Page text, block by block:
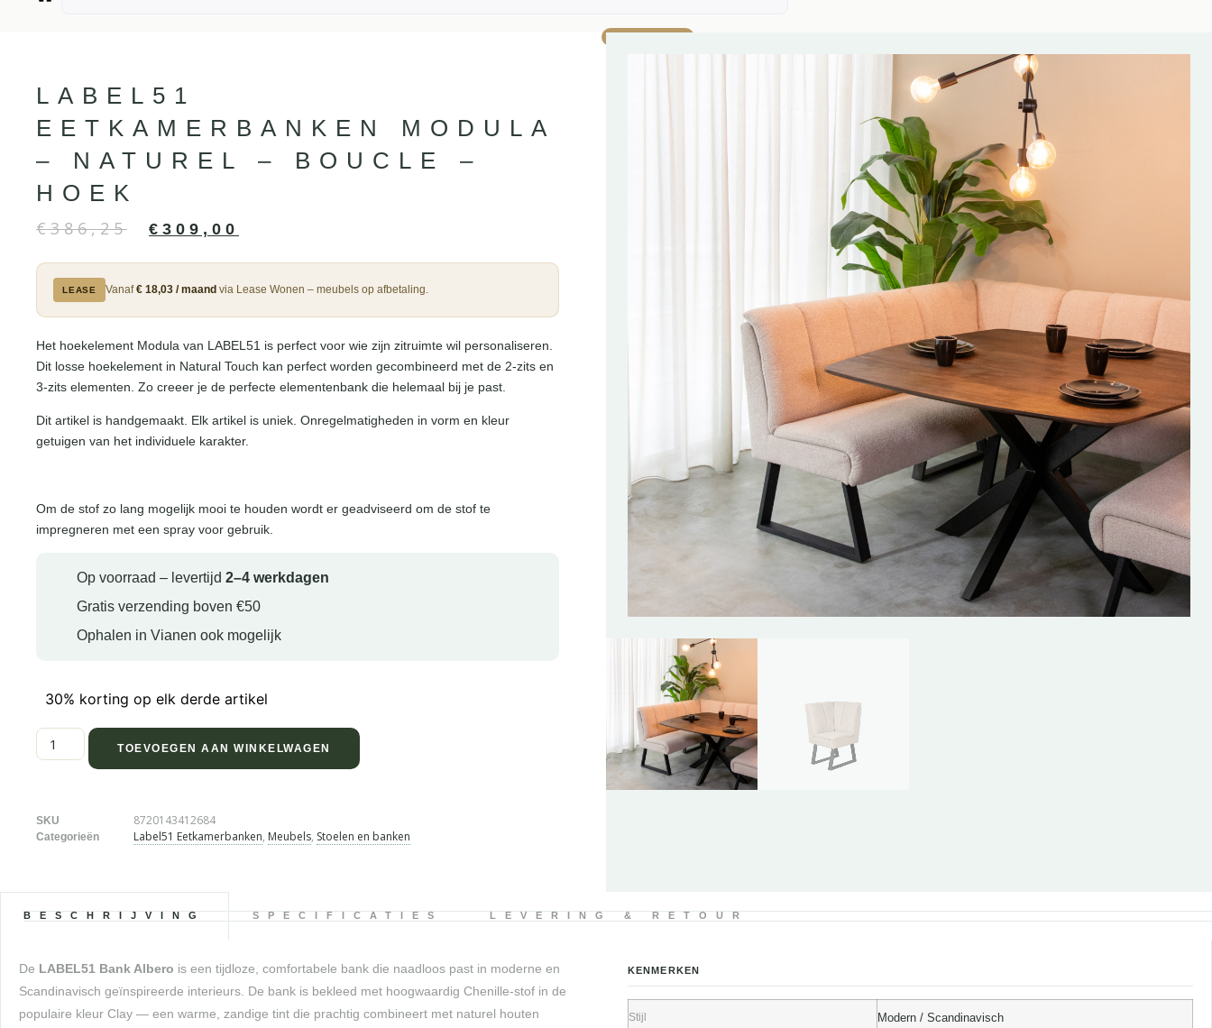
LABEL51
EETKAMERBANKEN MODULA
– NATUREL – BOUCLE –
HOEK
€386,25 € 309,00
LEASE Vanaf€ 18,03 / maand via Lease Wonen – meubels op afbetaling.
Het hoekelement Modula van LABEL51 is perfect voor wie zijn zitruimte wil personaliseren.
Dit losse hoekelement in Natural Touch kan perfect worden gecombineerd met de 2-zits en
3-zits elementen. Zo creeer je de perfecte elementenbank die helemaal bij je past.
Dit artikel is handgemaakt. Elk artikel is uniek. Onregelmatigheden in vorm en kleur
getuigen van het individuele karakter.
Om de stof zo lang mogelijk mooi te houden wordt er geadviseerd om de stof te
impregneren met een spray voor gebruik.
Op voorraad – levertijd 2–4 werkdagen
Gratis verzending boven €50
Ophalen in Vianen ook mogelijk
30% korting op elk derde artikel
TOEVOEGEN AAN WINKELWAGEN
SKU 8720143412684
Categorieën Label51 Eetkamerbanken, Meubels, Stoelen en banken
BESCHRIJVING SPECIFICATIES LEVERING & RETOUR
De LABEL51 Bank Albero is een tijdloze, comfortabele bank die naadloos past in moderne en
Scandinavisch geïnspireerde interieurs. De bank is bekleed met hoogwaardig Chenille-stof in de
populaire kleur Clay — een warme, zandige tint die prachtig combineert met naturel houten
KENMERKEN
Stijl Modern / Scandinavisch